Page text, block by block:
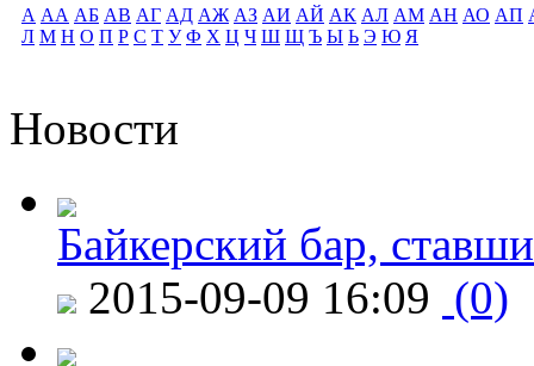
А АА АБ АВ АГ АД АЖ АЗ АИ АЙ АК АЛ АМ АН АО АП
Л М Н О П Р С Т У Ф Х Ц Ч Ш Щ Ъ Ы Ь Э Ю Я
Новости
Байкерский бар,
2015-09-09 16:09 (0)